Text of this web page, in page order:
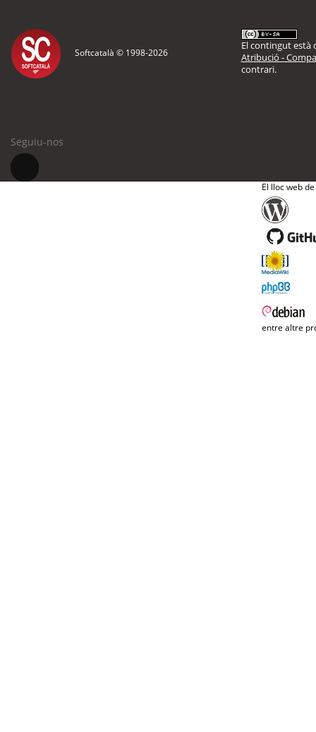
Softcatalà © 1998-2026
El contingut està
Atribució -
contrari.
Seguiu-nos
El lloc web
entre altre